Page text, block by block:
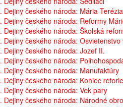
Dejiny českého národa: Mária Terézia
Dejiny českého národa: Reformy
Dejiny českého národa: Školská
Dejiny českého národa:
Dejiny českého národa: Jozef II.
Dejiny českého národa:
Dejiny českého národa: Manufaktúry
Dejiny českého národa: Koniec
Dejiny českého národa: Vek pary
Dejiny českého národa: Národné